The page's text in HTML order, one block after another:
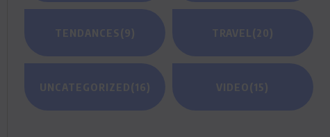
TENDANCES(9) TRAVEL (20)
UNCATEGORIZED(16) VIDEO(15)